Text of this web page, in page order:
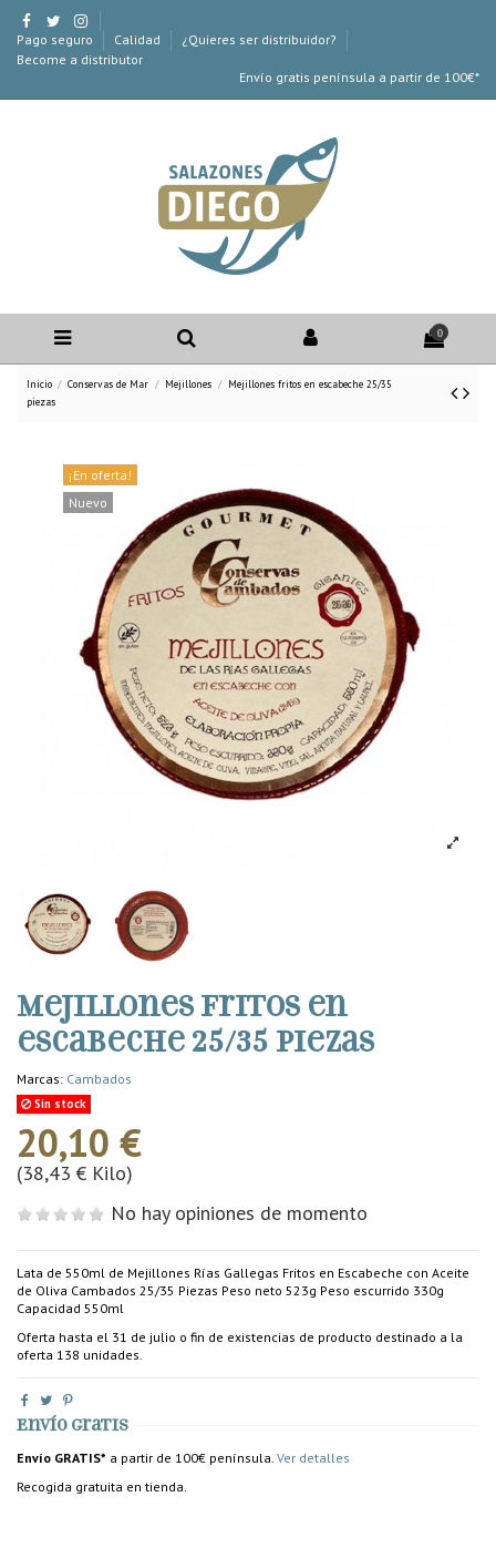
Pago seguro Calidad
¿Quieres ser distribuidor?
Become a distributor
Envío gratis península a partir de 100€*
0
Inicio Conservas de Mar Mejillones
Mejillones fritos en escabeche 25/35
piezas
¡En oferta!
Nuevo
Mejillones fritos en
escabeche 25/35 piezas
Marcas: Cambados
Sin stock
20,10 €
(38,43 € Kilo)
No hay opiniones de momento
Lata de 550ml de Mejillones Rías Gallegas Fritos en Escabeche con Aceite
de Oliva Cambados 25/35 Piezas Peso neto 523g Peso escurrido 330g
Capacidad 550ml
Oferta hasta el 31 de julio o fin de existencias de producto destinado a la
oferta 138 unidades.
Envío gratis
Envío GRATIS* a partir de 100€ península. Ver detalles
Recogida gratuita en tienda.